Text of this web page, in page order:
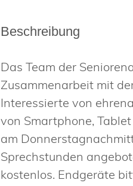
Beschreibung
Das Team der
Zusammenarbeit mit
Interessierte von
von Smartphone,
am
Sprechstunden
kostenlos. Endgeräte